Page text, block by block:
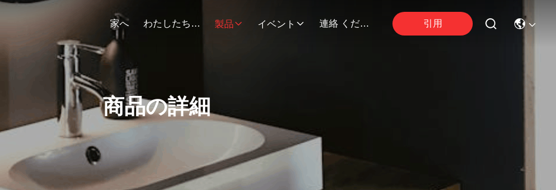
家へ わたしたち に つい て 製品 イベント 連絡 ください 引用
商品の詳細